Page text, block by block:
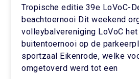
Tropische editie 39e LoVoC-
beachtoernooi Dit weekend
volleybalvereniging LoVoC
buitentoernooi op de
sportzaal Eikenrode, welke
omgetoverd werd tot een